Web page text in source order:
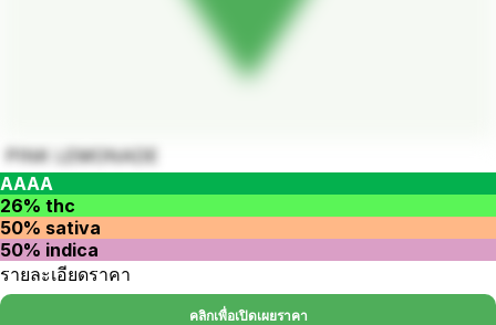
PINK LEMONADE
AAAA
26% thc
50% sativa
50% indica
รายละเอียดราคา
คลิกเพื่อเปิดเผยราคา